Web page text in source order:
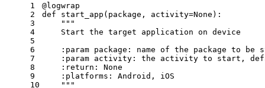
1
2
3
4
5
6
7
8
9
10
@logwrap
def start_app(package, activity=None):
"" "
    Start the target application on device
    :param
package : name of the package to
    :param
activity : the activity to start,
    :
return : None
    :
platforms : Android, iOS
"" "